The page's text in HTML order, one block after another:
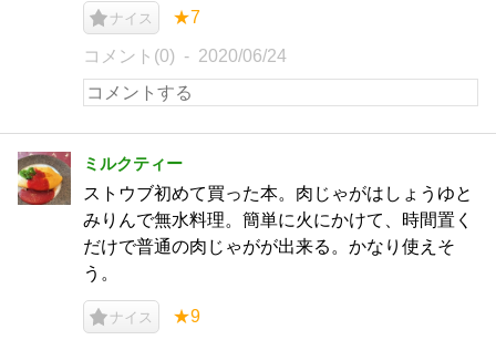
ナイス ★7
コメント(0) 2020/06/24
ミルクティー
ストウブ初めて買った本。肉じゃがはしょうゆと
みりんで無水料理。簡単に火にかけて、時間置く
だけで普通の肉じゃがが出来る。かなり使えそ
う。
ナイス ★9